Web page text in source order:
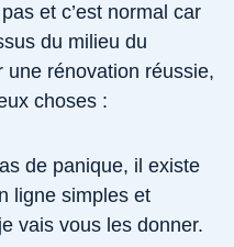
et c’est normal car
du milieu du
une rénovation réussie,
choses :
de panique, il existe
ligne simples et
vais vous les donner.